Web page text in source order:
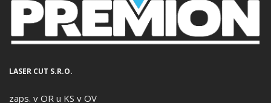
LASER CUT S.R.O.
zaps. v OR u KS v OV